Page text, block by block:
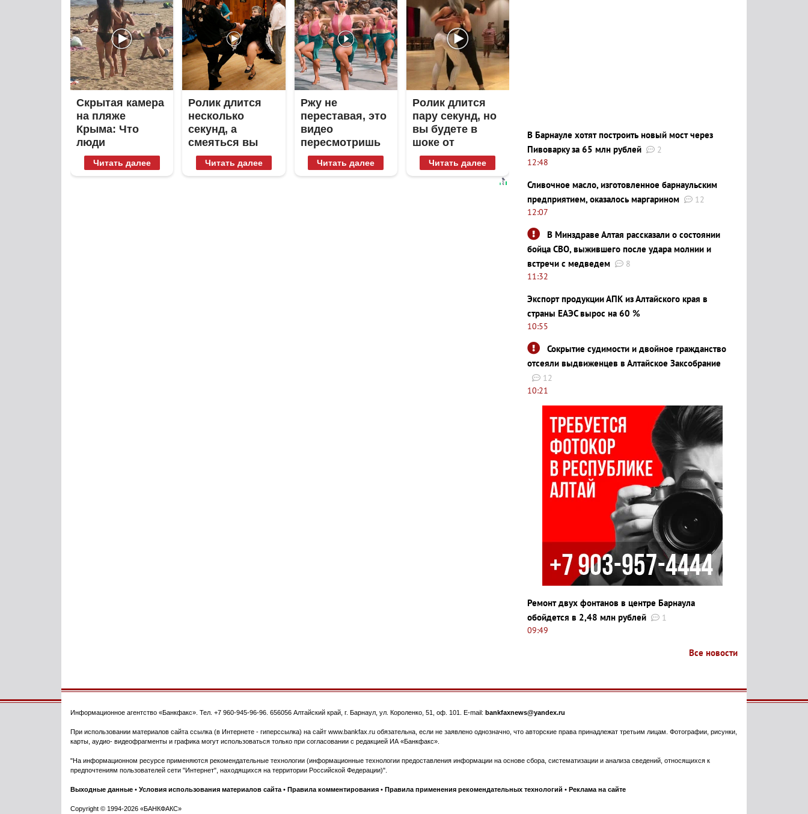
Скрытая камера
на пляже
Крыма: Что
люди
вытворяют,
когда их не
Читать далее
Ролик длится
несколько
секунд, а
смеяться вы
будете долго
Читать далее
Ржу не
переставая, это
видео
пересмотришь
не раз
Читать далее
Ролик длится
пару секунд, но
вы будете в
шоке от
увиденного
Читать далее
В Барнауле хотят построить новый мост через
Пивоварку за 65 млн рублей
2
12:48
Сливочное масло, изготовленное барнаульским
предприятием, оказалось маргарином
12
12:07
В Минздраве Алтая рассказали о состоянии
бойца СВО, выжившего после удара молнии и
встречи с медведем
8
11:32
Экспорт продукции АПК из Алтайского края в
страны ЕАЭС вырос на 60 %
10:55
Сокрытие судимости и двойное гражданство
отсеяли выдвиженцев в Алтайское Заксобрание
12
10:21
Ремонт двух фонтанов в центре Барнаула
обойдется в 2,48 млн рублей
1
09:49
Все новости
Информационное агентство «Банкфакс» . Тел. +7 960-945-96-96 656056 Алтайский край, г. Барнаул ул. Короленко, 51, оф. 101 . E-mail: bankfaxnews@yandex.ru
При использовании материалов сайта ссылка (в Интернете - гиперссылка) на сайт www.bankfax.ru обязательна, если не заявлено однозначно, что авторские права принадлежат третьим лицам. Фотографии, рисунки,
карты, аудио- видеофрагменты и графика могут использоваться только при согласовании с редакцией ИА «Банкфакс».
"На информационном ресурсе применяются рекомендательные технологии (информационные технологии предоставления информации на основе сбора, систематизации и анализа сведений, относящихся к
предпочтениям пользователей сети "Интернет", находящихся на территории Российской Федерации)".
Выходные данные • Условия использования материалов сайта • Правила комментирования • Правила применения рекомендательных технологий • Реклама на сайте
Copyright © 1994-2026 «БАНКФАКС»